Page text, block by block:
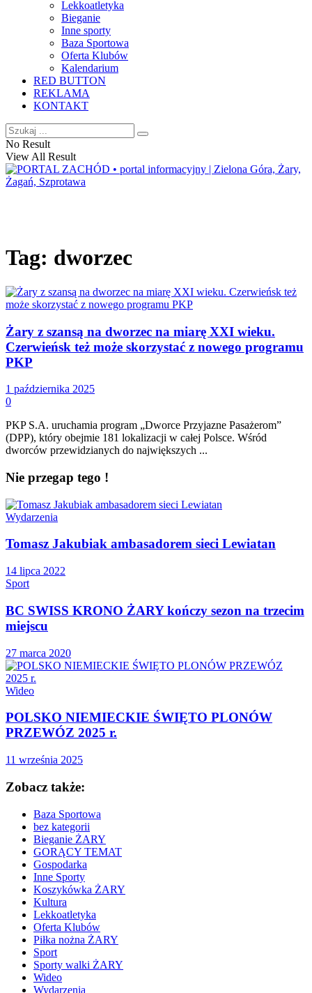
Lekkoatletyka
Bieganie
Inne sporty
Baza Sportowa
Oferta Klubów
Kalendarium
RED BUTTON
REKLAMA
KONTAKT
No Result
View All Result
Tag: dworzec
Żary z szansą na dworzec na miarę XXI wieku.
Czerwieńsk też może skorzystać z nowego programu
PKP
1 października 2025
0
PKP S.A. uruchamia program „Dworce Przyjazne Pasażerom”
(DPP), który obejmie 181 lokalizacji w całej Polsce. Wśród
dworców przewidzianych do największych ...
Nie przegap tego !
Wydarzenia
Tomasz Jakubiak ambasadorem sieci Lewiatan
14 lipca 2022
Sport
BC SWISS KRONO ŻARY kończy sezon na trzecim
miejscu
27 marca 2020
Wideo
POLSKO NIEMIECKIE ŚWIĘTO PLONÓW
PRZEWÓZ 2025 r.
11 września 2025
Zobacz także:
Baza Sportowa
bez kategorii
Bieganie ŻARY
GORĄCY TEMAT
Gospodarka
Inne Sporty
Koszykówka ŻARY
Kultura
Lekkoatletyka
Oferta Klubów
Piłka nożna ŻARY
Sport
Sporty walki ŻARY
Wideo
Wydarzenia